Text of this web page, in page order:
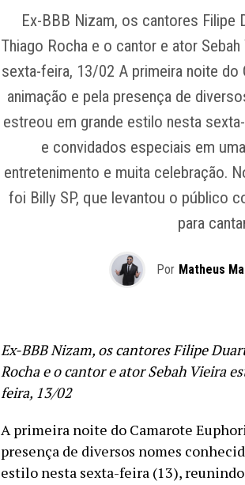
Ex-BBB Nizam, os cantores Filipe
Thiago Rocha e o cantor e ator
sexta-feira, 13/02 A primeira noite
animação e pela presença de
estreou em grande estilo nesta
e convidados especiais em
entretenimento e muita celebração.
foi Billy SP, que levantou o público
para
Por Matheus
Ex-BBB Nizam, os cantores Filipe
Rocha e o cantor e ator Sebah Vieira
feira, 13/02
A primeira noite do Camarote
presença de diversos nomes
estilo nesta sexta-feira (13),